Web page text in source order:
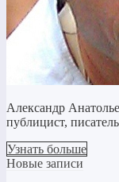
Александр
публицист, писатель
Узнать больше
Новые записи